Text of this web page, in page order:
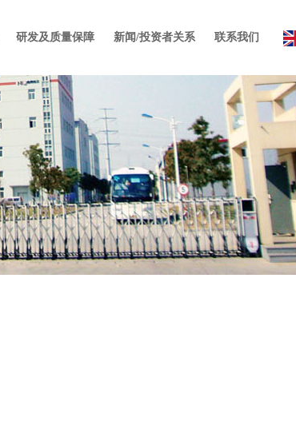
研发及质量保障 新闻/投资者关系 联系我们